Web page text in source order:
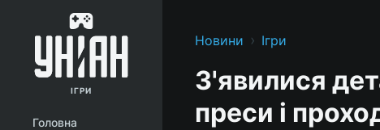
ІГРИ
Головна
Новини › Ігри
З'явилися
преси і